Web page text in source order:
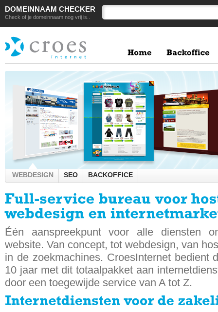
DOMEINNAAM CHECKER
Check of je domeinnaam nog vrij is..
WEBDESIGN SEO BACKOFFICE
Één aanspreekpunt voor alle diensten
website. Van concept, tot webdesign, van
in de zoekmachines. CroesInternet bedient
10 jaar met dit totaalpakket aan
door een toegewijde service van A tot Z.